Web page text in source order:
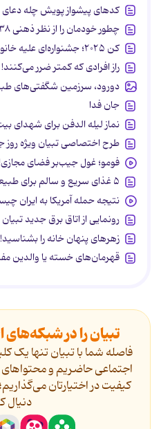
کدهای پیشواز پویش چله
چطور خودمان را از نظر ذهنی ۳۸ برابر قوی‌تر کنیم؟
کن ۲۰۲۵؛ جشنواره‌ای علیه خانواده
راز افرادی که کمتر ضرر می‌کنند!
دورود، سرزمین شگفتی‌های
جان فدا
نماز لیله الدفن برای شهدای
طرح اختصاصی تبیان ویژه
فومو؛ غول جیب‌بر فضای
۵ غذای سریع و سالم برای طبیعت‌گردی
نتیجه حمله آمریکا به ایران
رونمایی از اتاق برق جدید تبیان
زهرهای پنهان خانه را بشناسید!
قهرمان‌های خسته یا والدین
تبیان را در
فاصله شما با تبیان تنها
اجتماعی حاضریم و محتواهای
کیفیت در اختیارتان
دنیال